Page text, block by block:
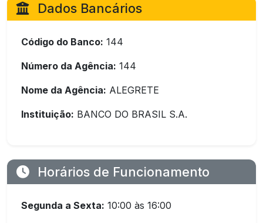
Dados Bancários
Código do Banco: 144
Número da Agência: 144
Nome da Agência: ALEGRETE
Instituição: BANCO DO BRASIL S.A.
Horários de Funcionamento
Segunda a Sexta: 10:00 às 16:00